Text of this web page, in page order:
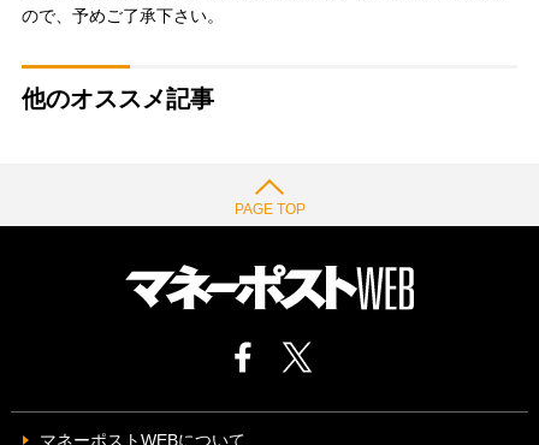
ので、予めご了承下さい。
他のオススメ記事
PAGE TOP
マネーポストWEBについて